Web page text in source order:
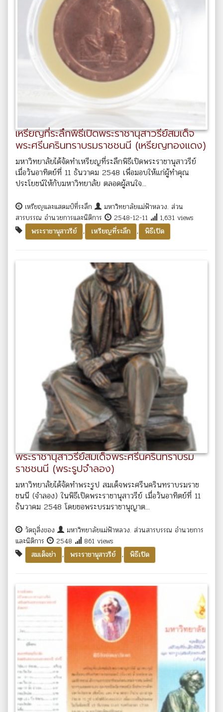
เหรียญที่ระลึกพิธีเปิดพระราชานุสาวรีย์สมเด็จ
พระศรีนครินทราบรมราชชนนี (เหรียญทองแดง)
มหาวิทยาลัยได้จัดทำเหรียญที่ระลึกพิธีเปิดพระราชานุสาวรีย์
เมื่อวันอาทิตย์ที่ 11 ธันวาคม 2548 เพื่อมอบให้แก่ผู้ทำคุณ
ประโยชน์ให้กับมหาวิทยาลัย ตลอดผู้สนใจ...
เหรียญและแสตมป์ที่ระลึก
มหาวิทยาลัยแม่ฟ้าหลวง. ส่วน
สารบรรณ อำนวยการและนิติการ
2548-12-11
1,631 views
พระราชานุสาวรีย์
, เหรียญที่ระลึก , พิธีเปิด
พระราชานุสาวรีย์สมเด็จพระศรีนครินทราบรม
ราชชนนี (พระรูปจำลอง)
มหาวิทยาลัยได้จัดทำพระรูป สมเด็จพระศรีนครินทราบรมราช
ชนนี (จำลอง) ในพิธีเปิดพระราชานุสาวรีย์ เมื่อวันอาทิตย์ที่ 11
ธันวาคม 2548 โดยขอพระบรมราชานุญาต...
วัตถุสิ่งของ
มหาวิทยาลัยแม่ฟ้าหลวง. ส่วนสารบรรณ อำนวยการ
และนิติการ
2548
861 views
สมเด็จย่า
, พระราชานุสาวรีย์ , พิธีเปิด